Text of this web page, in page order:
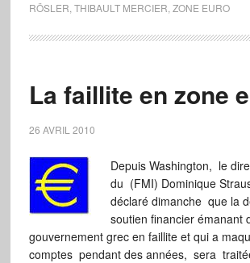
RÖSLER THIBAULT MERCIER ZONE EURO
La faillite en zone
26 AVRIL 2010
Depuis Washington, le
du (FMI) Dominique
déclaré dimanche que la
soutien financier émanant
gouvernement grec en faillite et qui a
comptes pendant des années, sera